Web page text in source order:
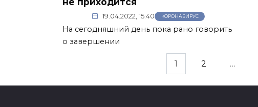
19.04.2022, 15:40 КОРОНАВИРУС
На сегодняшний день пока рано говорить
о завершении
1 2 …